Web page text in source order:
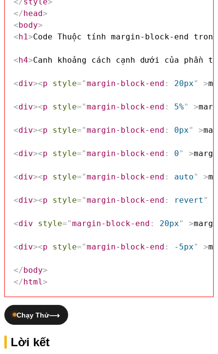
</head>
<body>
<h1>Code Thuộc tính margin-block-end trong
<h4>Canh khoảng cách cạnh dưới của phần
<div><p style="margin-block-end : 20px" >
<div><p style="margin-block-end : 5%" >
<div><p style="margin-block-end : 0px" >
<div><p style="margin-block-end : 0" >
<div><p style="margin-block-end : auto" >
<div><p style="margin-block-end : revert "
<div style="margin-block-end : 20px" >
<div><p style="margin-block-end : -5px" >
</body>
</html>
Chạy Thử
Lời kết